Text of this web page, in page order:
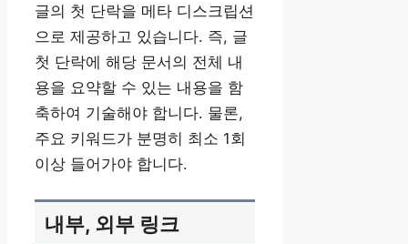
글의 첫 단락을 메타 디스크립션
으로 제공하고 있습니다. 즉, 글
첫 단락에 해당 문서의 전체 내
용을 요약할 수 있는 내용을 함
축하여 기술해야 합니다. 물론,
주요 키워드가 분명히 최소 1회
이상 들어가야 합니다.
내부, 외부 링크